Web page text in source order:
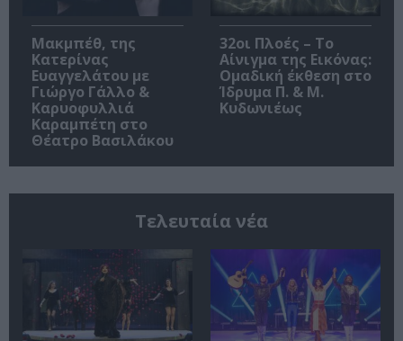
Μακμπέθ, της
Κατερίνας
Ευαγγελάτου με
Γιώργο Γάλλο &
Καρυοφυλλιά
Καραμπέτη στο
Θέατρο Βασιλάκου
32οι Πλοές – Το
Αίνιγμα της Εικόνας:
Ομαδική έκθεση στο
Ίδρυμα Π. & Μ.
Κυδωνιέως
Τελευταία νέα